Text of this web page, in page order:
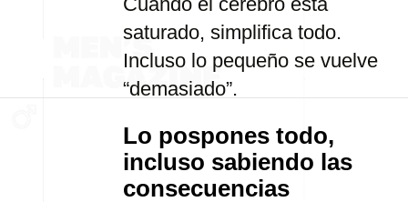
saturado, simplifica todo.
Incluso lo pequeño se vuelve
“demasiado”.
Lo pospones todo,
incluso sabiendo las
consecuencias